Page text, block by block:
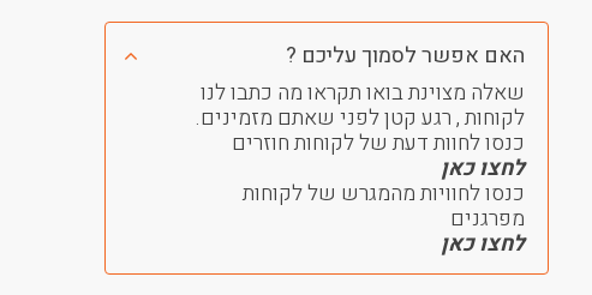
האם אפשר לסמוך עליכם ?
שאלה מצוינת בואו תקראו מה כתבו לנו
לקוחות , רגע קטן לפני שאתם מזמינים.
כנסו לחוות דעת של לקוחות חוזרים
לחצו כאן
כנסו לחוויות מהמגרש של לקוחות
מפרגנים
לחצו כאן